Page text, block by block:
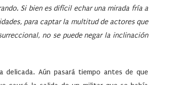
Si bien es difícil echar una mirada fría a
para captar la multitud de actores que
no se puede negar la inclinación
Aún pasará tiempo antes de que